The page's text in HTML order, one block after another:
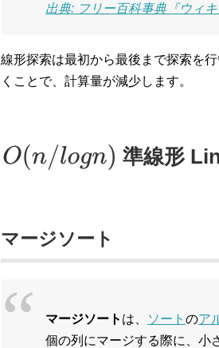
出典: フリー百科事典『ウィ
線形探索は最初から最後まで探索を
くことで、計算量が減少します。
O(n/logn) 準線形
マージソート
マージソート は、 ソート のア
個の列にマージする際に、小